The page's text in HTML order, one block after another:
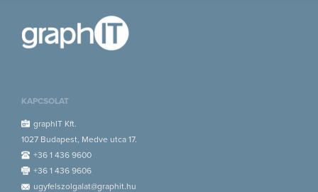
KAPCSOLAT
graphIT Kft.
1027 Budapest, Medve utca 17.
+36 1 436 9600
+36 1 436 9606
ugyfelszolgalat@graphit.hu